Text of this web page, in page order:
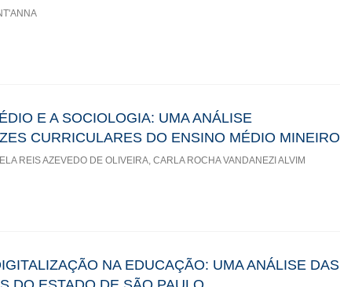
E A SOCIOLOGIA: UMA ANÁLISE
CURRICULARES DO ENSINO MÉDIO MINEIRO
REIS AZEVEDO DE OLIVEIRA, CARLA ROCHA VANDANEZI ALVIM
NA EDUCAÇÃO: UMA ANÁLISE DAS